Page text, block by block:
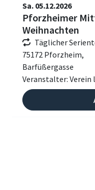
Sa. 05.12.2026
Pforzheimer
Weihnachten
Täglicher
75172 Pforzheim,
Barfüßergasse
Veranstalter: